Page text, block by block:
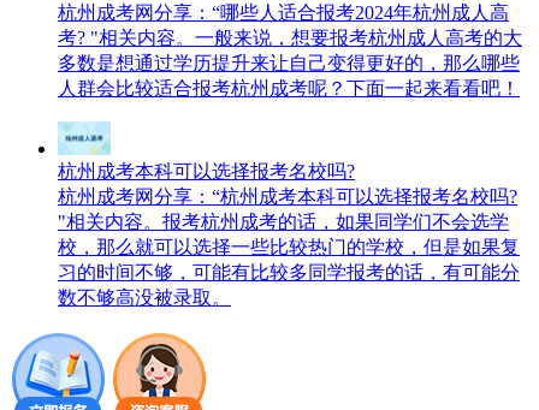
杭州成考网分享：“哪些人适合报考2024年杭州成人高
考? "相关内容。一般来说，想要报考杭州成人高考的大
多数是想通过学历提升来让自己变得更好的，那么哪些
人群会比较适合报考杭州成考呢？下面一起来看看吧！
杭州成考本科可以选择报考名校吗?
杭州成考网分享：“杭州成考本科可以选择报考名校吗?
"相关内容。报考杭州成考的话，如果同学们不会选学
校，那么就可以选择一些比较热门的学校，但是如果复
习的时间不够，可能有比较多同学报考的话，有可能分
数不够高没被录取。